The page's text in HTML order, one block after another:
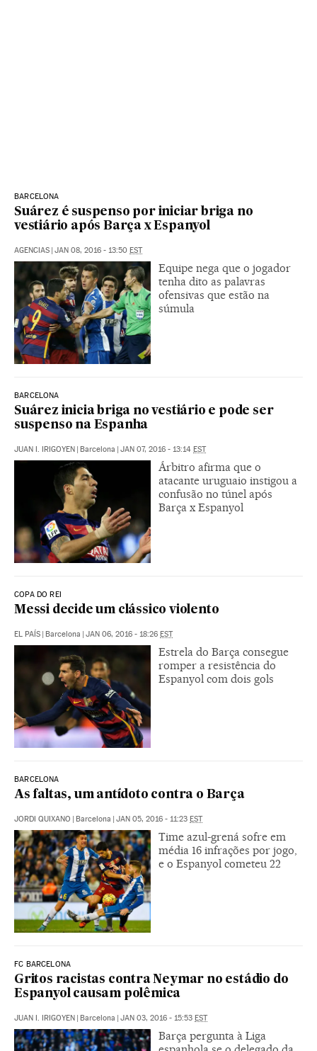
BARCELONA
Suárez é suspenso por iniciar briga no
vestiário após Barça x Espanyol
AGENCIAS | JAN 08, 2016 - 13:50 EST
Equipe nega que o jogador
tenha dito as palavras
ofensivas que estão na
súmula
BARCELONA
Suárez inicia briga no vestiário e pode ser
suspenso na Espanha
JUAN I. IRIGOYEN | Barcelona | JAN 07, 2016 - 13:14 EST
Árbitro afirma que o
atacante uruguaio instigou a
confusão no túnel após
Barça x Espanyol
COPA DO REI
Messi decide um clássico violento
EL PAÍS | Barcelona | JAN 06, 2016 - 18:26 EST
Estrela do Barça consegue
romper a resistência do
Espanyol com dois gols
BARCELONA
As faltas, um antídoto contra o Barça
JORDI QUIXANO | Barcelona | JAN 05, 2016 - 11:23 EST
Time azul-grená sofre em
média 16 infrações por jogo,
e o Espanyol cometeu 22
FC BARCELONA
Gritos racistas contra Neymar no estádio do
Espanyol causam polêmica
JUAN I. IRIGOYEN | Barcelona | JAN 03, 2016 - 15:53 EST
Barça pergunta à Liga